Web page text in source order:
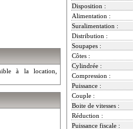
à la location,
Disposition :
Alimentation :
Suralimentation :
Distribution :
Soupapes :
Côtes :
Cylindrée :
Compression :
Puissance :
Couple :
Boite de vitesses :
Réduction :
Puissance fiscale :